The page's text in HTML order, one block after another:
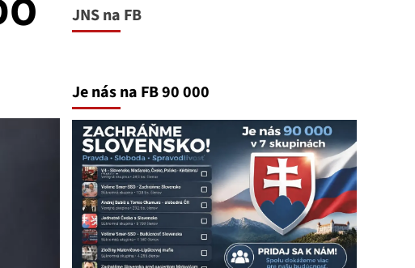
JNS na FB
Je nás na FB 90 000